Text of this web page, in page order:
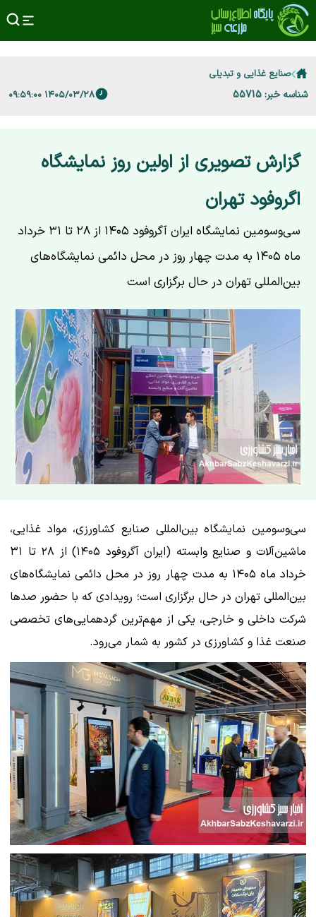
صنایع غذایی و تبدیلی
شناسه خبر: 55715 ۱۴۰۵/۰۳/۲۸ ۰۹:۵۹:۰۰
گزارش تصویری از اولین روز نمایشگاه
اگروفود تهران
سی‌وسومین نمایشگاه ایران آگروفود ۱۴۰۵ از ۲۸ تا ۳۱ خرداد
ماه ۱۴۰۵ به مدت چهار روز در محل دائمی نمایشگاه‌های
بین‌المللی تهران در حال برگزاری است
سی‌وسومین نمایشگاه بین‌المللی صنایع کشاورزی، مواد غذایی،
ماشین‌آلات و صنایع وابسته (ایران آگروفود ۱۴۰۵) از ۲۸ تا ۳۱
خرداد ماه ۱۴۰۵ به مدت چهار روز در محل دائمی نمایشگاه‌های
بین‌المللی تهران در حال برگزاری است؛ رویدادی که با حضور صدها
شرکت داخلی و خارجی، یکی از مهم‌ترین گردهمایی‌های تخصصی
صنعت غذا و کشاورزی در کشور به شمار می‌رود.